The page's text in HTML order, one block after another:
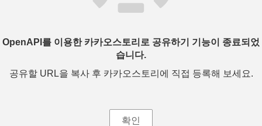
OpenAPI를 이용한 카카오스토리로 공유하기 기능이 종료되었
습니다.
공유할 URL을 복사 후 카카오스토리에 직접 등록해 보세요.
확인